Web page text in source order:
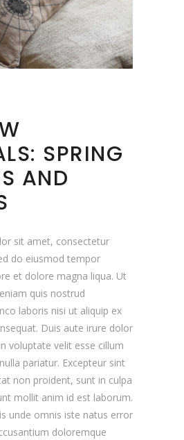
SPRING
AND
sit amet, consectetur
do eiusmod tempor
et dolore magna liqua. Ut
quis nostrud
laboris nisi ut aliquip ex
Duis aute irure dolor
voluptate velit esse cillum
pariatur. Excepteur sint
non proident, sunt in culpa
mollit anim id est laborum.
unde omnis iste natus error
doloremque